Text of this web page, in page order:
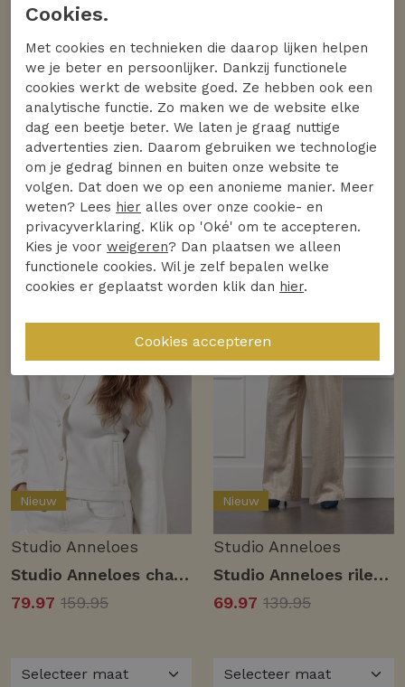
Nieuw
Studio Anneloes
Studio Anneloes charlot denim jacket 12705 Jackets 1100 off white
79.97 159.95
Nieuw
Studio Anneloes
Studio Anneloes riley gold linen trousers 12761 Broek 0002 gold
69.97 139.95
Cookies.
Met cookies en technieken die daarop lijken helpen
we je beter en persoonlijker. Dankzij functionele
cookies werkt de website goed. Ze hebben ook een
analytische functie. Zo maken we de website elke
dag een beetje beter. We laten je graag nuttige
advertenties zien. Daarom gebruiken we technologie
om je gedrag binnen en buiten onze website te
volgen. Dat doen we op een anonieme manier. Meer
weten? Lees hier alles over onze cookie- en
privacyverklaring. Klik op 'Oké' om te accepteren.
Kies je voor weigeren? Dan plaatsen we alleen
functionele cookies. Wil je zelf bepalen welke
cookies er geplaatst worden klik dan hier.